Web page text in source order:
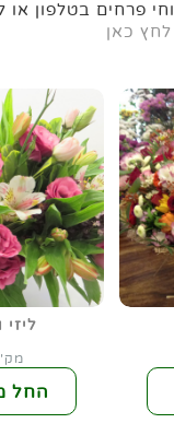
פרחים בטלפון או
לחץ כאן
ליזי
מק"ט
החל